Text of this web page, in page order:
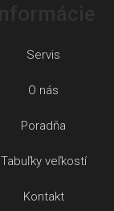
Servis
O nás
Poradňa
Tabuľky veľkostí
Kontakt